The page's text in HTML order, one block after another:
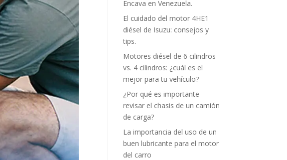
Encava en Venezuela.
El cuidado del motor 4HE1
diésel de Isuzu: consejos y
tips.
Motores diésel de 6 cilindros
vs. 4 cilindros: ¿cuál es el
mejor para tu vehículo?
¿Por qué es importante
revisar el chasis de un camión
de carga?
La importancia del uso de un
buen lubricante para el motor
del carro